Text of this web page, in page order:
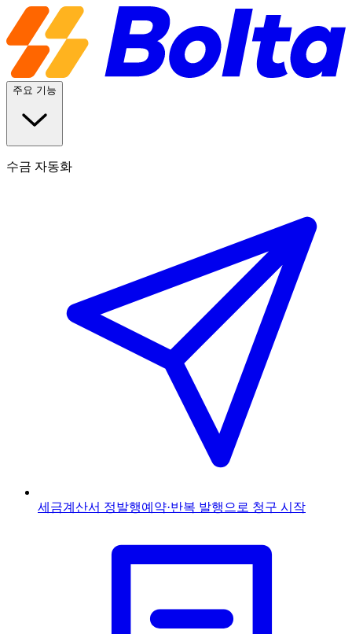
주요 기능
수금 자동화
세금계산서 정발행예약·반복 발행으로 청구 시작